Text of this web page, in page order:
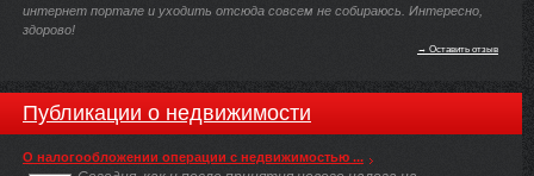
интернет портале и уходить отсюда совсем не собираюсь. Интересно,
здорово!
→ Оставить отзыв
Публикации о недвижимости
О налогообложении операции с недвижимостью ...